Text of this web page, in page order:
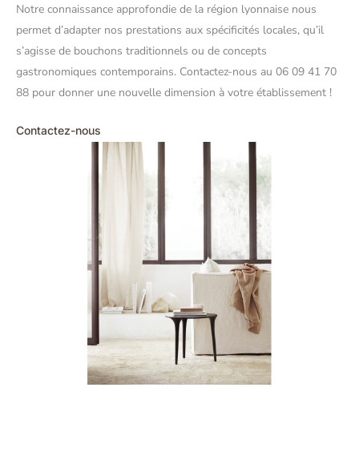
Notre connaissance approfondie de la région lyonnaise nous
permet d’adapter nos prestations aux spécificités locales, qu’il
s’agisse de bouchons traditionnels ou de concepts
gastronomiques contemporains. Contactez-nous au 06 09 41 70
88 pour donner une nouvelle dimension à votre établissement !
Contactez-nous